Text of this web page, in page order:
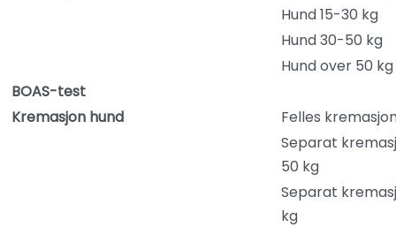
Hund 15-30 kg
Hund 30-50 kg
Hund over 50 kg
BOAS-test
Kremasjon hund
Felles
Separat
50 kg
Separat
kg